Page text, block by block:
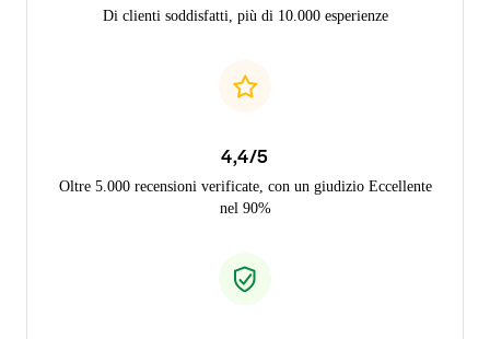
Di clienti soddisfatti, più di 10.000 esperienze
4,4/5
Oltre 5.000 recensioni verificate, con un giudizio Eccellente
nel 90%